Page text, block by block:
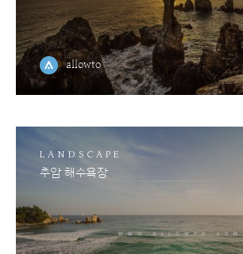
allowto
LANDSCAPE
추암 해수욕장